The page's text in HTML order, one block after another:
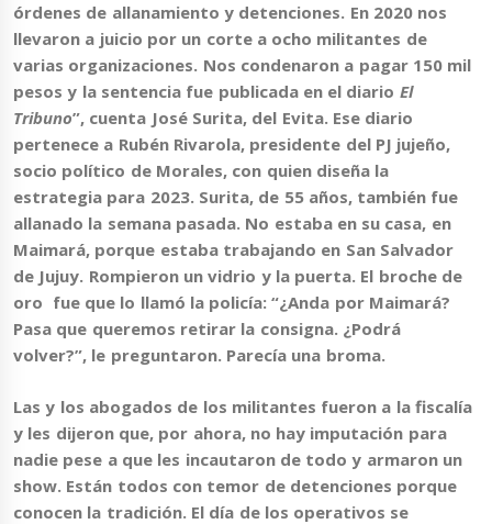
órdenes de allanamiento y detenciones. En 2020 nos
llevaron a juicio por un corte a ocho militantes de
varias organizaciones. Nos condenaron a pagar 150 mil
pesos y la sentencia fue publicada en el diario El
Tribuno”, cuenta José Surita, del Evita. Ese diario
pertenece a Rubén Rivarola, presidente del PJ jujeño,
socio político de Morales, con quien diseña la
estrategia para 2023. Surita, de 55 años, también fue
allanado la semana pasada. No estaba en su casa, en
Maimará, porque estaba trabajando en San Salvador
de Jujuy. Rompieron un vidrio y la puerta. El broche de
oro fue que lo llamó la policía: “¿Anda por Maimará?
Pasa que queremos retirar la consigna. ¿Podrá
volver?”, le preguntaron. Parecía una broma.
Las y los abogados de los militantes fueron a la fiscalía
y les dijeron que, por ahora, no hay imputación para
nadie pese a que les incautaron de todo y armaron un
show. Están todos con temor de detenciones porque
conocen la tradición. El día de los operativos se